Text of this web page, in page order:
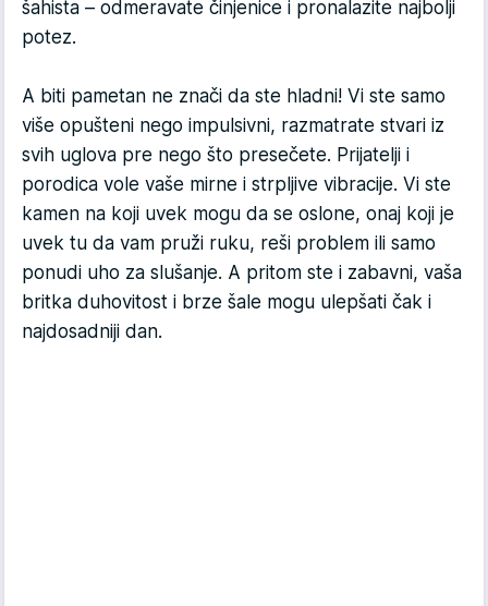
šahista – odmeravate činjenice i pronalazite najbolji
potez.
A biti pametan ne znači da ste hladni! Vi ste samo
više opušteni nego impulsivni, razmatrate stvari iz
svih uglova pre nego što presečete. Prijatelji i
porodica vole vaše mirne i strpljive vibracije. Vi ste
kamen na koji uvek mogu da se oslone, onaj koji je
uvek tu da vam pruži ruku, reši problem ili samo
ponudi uho za slušanje. A pritom ste i zabavni, vaša
britka duhovitost i brze šale mogu ulepšati čak i
najdosadniji dan.